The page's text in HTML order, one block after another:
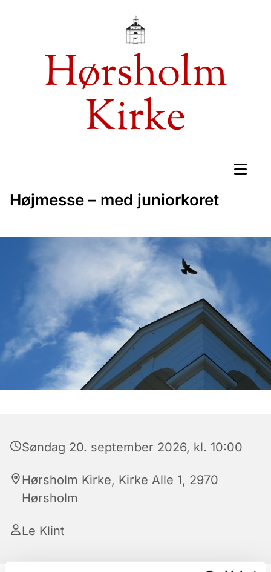
Hørsholm
Kirke
Højmesse – med juniorkoret
Søndag 20. september 2026, kl. 10:00
Hørsholm Kirke, Kirke Alle 1, 2970
Hørsholm
Le Klint